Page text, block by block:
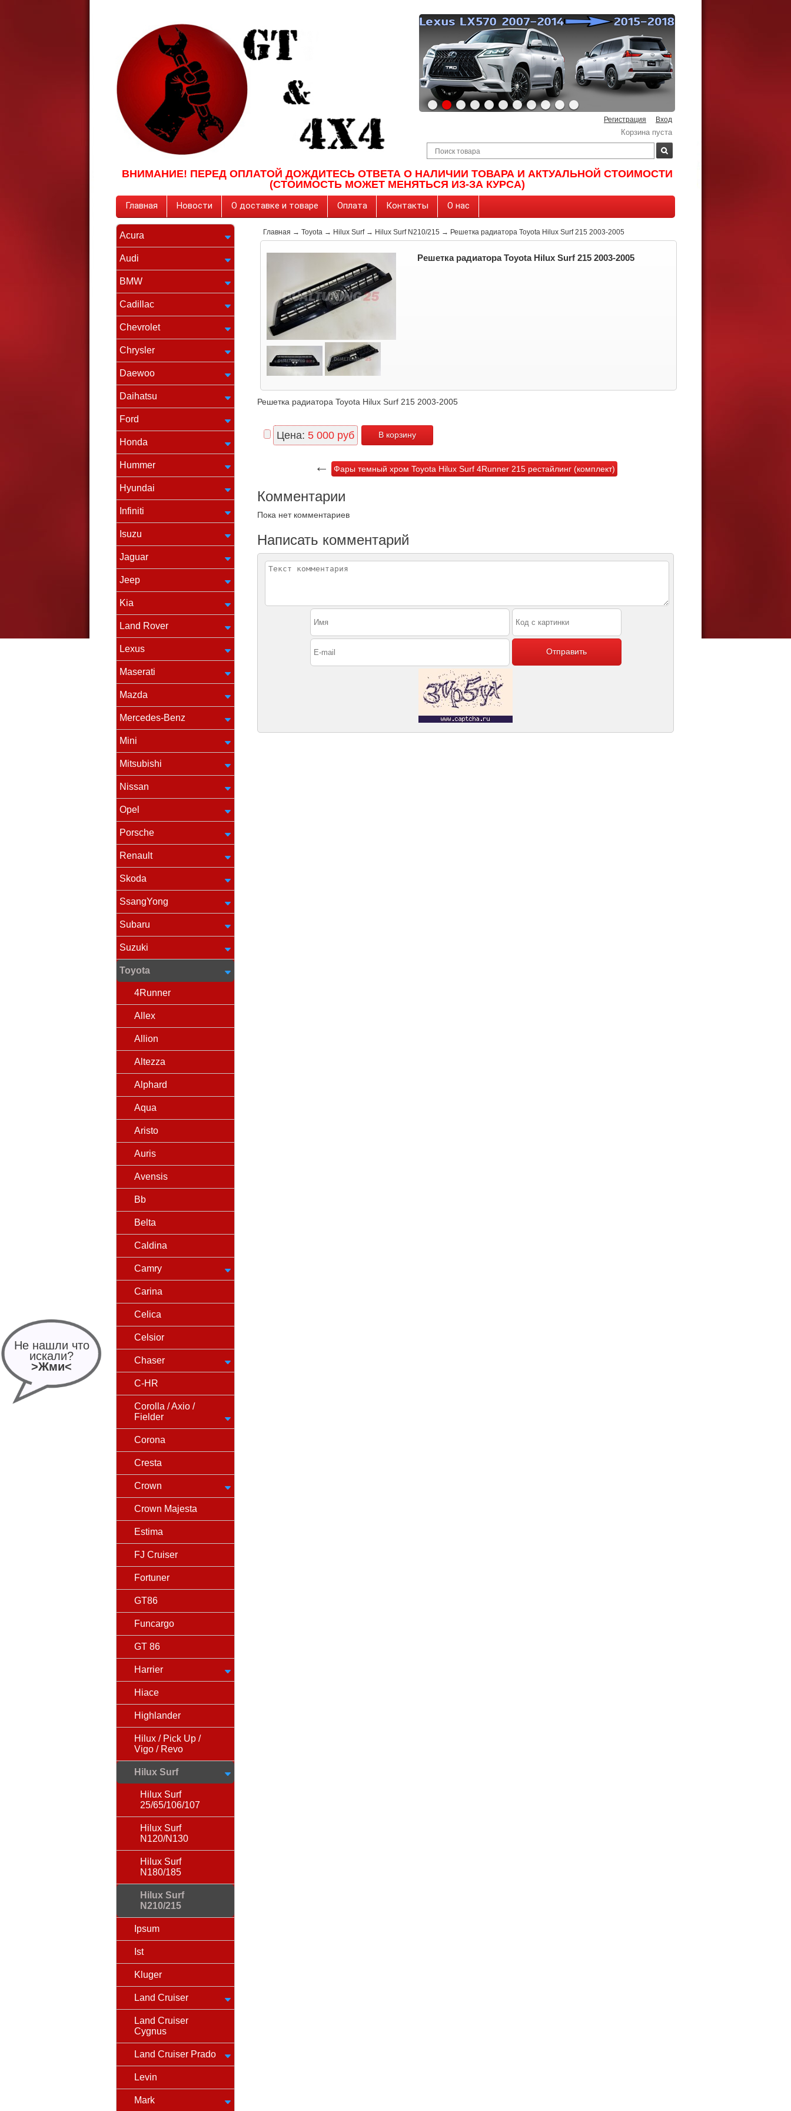
Не нашли что
искали?
>Жми<
Регистрация Вход
Корзина пуста
ВНИМАНИЕ! ПЕРЕД ОПЛАТОЙ ДОЖДИТЕСЬ ОТВЕТА О НАЛИЧИИ ТОВАРА И АКТУАЛЬНОЙ СТОИМОСТИ
(СТОИМОСТЬ МОЖЕТ МЕНЯТЬСЯ ИЗ-ЗА КУРСА)
Главная Новости О доставке и товаре Оплата Контакты О нас
Acura
Audi
BMW
Cadillac
Chevrolet
Chrysler
Daewoo
Daihatsu
Ford
Honda
Hummer
Hyundai
Infiniti
Isuzu
Jaguar
Jeep
Kia
Land Rover
Lexus
Maserati
Mazda
Mercedes-Benz
Mini
Mitsubishi
Nissan
Opel
Porsche
Renault
Skoda
SsangYong
Subaru
Suzuki
Toyota
4Runner
Allex
Allion
Altezza
Alphard
Aqua
Aristo
Auris
Avensis
Bb
Belta
Caldina
Camry
Carina
Celica
Celsior
Chaser
C-HR
Corolla / Axio /
Fielder
Corona
Cresta
Crown
Crown Majesta
Estima
FJ Cruiser
Fortuner
GT86
Funcargo
GT 86
Harrier
Hiace
Highlander
Hilux / Pick Up /
Vigo / Revo
Hilux Surf
Hilux Surf
25/65/106/107
Hilux Surf
N120/N130
Hilux Surf
N180/185
Hilux Surf
N210/215
Ipsum
Ist
Kluger
Land Cruiser
Land Cruiser
Cygnus
Land Cruiser Prado
Levin
Mark
Главная → Toyota → Hilux Surf→ Hilux Surf N210/215 → Решетка радиатора Toyota Hilux Surf 215 2003-2005
Решетка радиатора Toyota Hilux Surf 215 2003-2005
Решетка радиатора Toyota Hilux Surf 215 2003-2005
Цена: 5 000 руб
← Фары темный хром Toyota Hilux Surf 4Runner 215 рестайлинг (комплект)
Комментарии
Пока нет комментариев
Написать комментарий
Отправить